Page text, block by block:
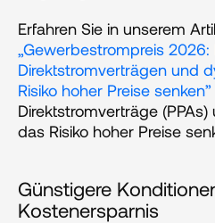
„Gewerbestrompreis 2026:
Direktstromverträgen und
Risiko hoher Preise
Direktstromverträge
das Risiko hoher Preise
Günstigere
Kostenersparnis